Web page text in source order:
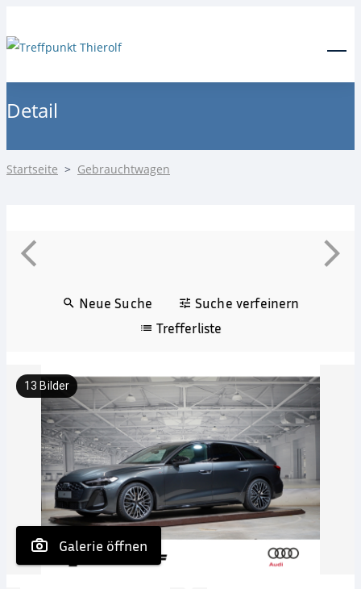
Detail
Startseite > Gebrauchtwagen
Neue Suche
Suche verfeinern
Trefferliste
Galerie öffnen
13 Bilder